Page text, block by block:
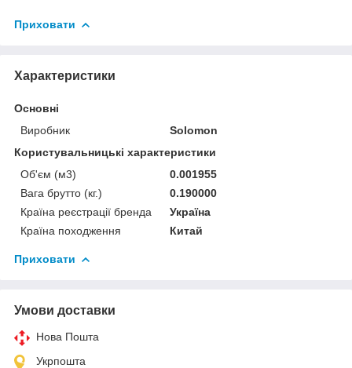
Приховати
Характеристики
Основні
Виробник
Solomon
Користувальницькі характеристики
Об'єм (м3)
0.001955
Вага брутто (кг.)
0.190000
Країна реєстрації бренда
Україна
Країна походження
Китай
Приховати
Умови доставки
Нова Пошта
Укрпошта